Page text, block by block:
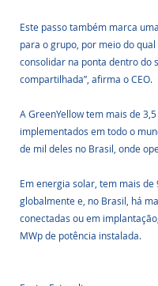
Este passo também marca
para o grupo, por meio do qual
consolidar na ponta dentro do
compartilhada”, afirma o CEO.
A GreenYellow tem mais de
implementados em todo o
de mil deles no Brasil, onde
Em energia solar, tem mais de
globalmente e, no Brasil, há
conectadas ou em
MWp de potência instalada.